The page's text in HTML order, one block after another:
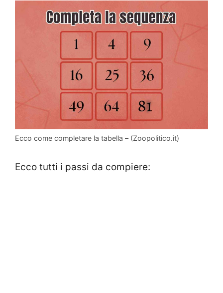
Ecco come completare la tabella – (Zoopolitico.it)
Ecco tutti i passi da compiere: